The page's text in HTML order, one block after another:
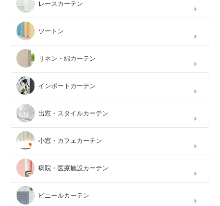
レースカーテン
ツートン
リネン・綿カーテン
インポートカーテン
出窓・スタイルカーテン
小窓・カフェカーテン
病院・医療施設カーテン
ビニールカーテン